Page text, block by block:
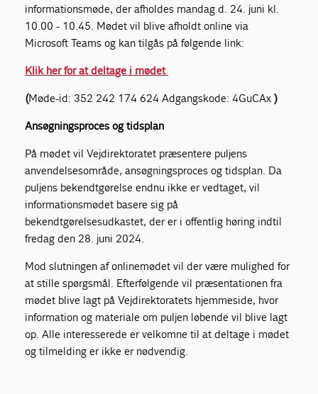
informationsmøde, der afholdes mandag d. 24. juni kl.
10.00 - 10.45. Mødet vil blive afholdt online via
Microsoft Teams og kan tilgås på følgende link:
Klik her for at deltage i mødet
(Møde-id: 352 242 174 624 Adgangskode: 4GuCAx )
Ansøgningsproces og tidsplan
På mødet vil Vejdirektoratet præsentere puljens
anvendelsesområde, ansøgningsproces og tidsplan. Da
puljens bekendtgørelse endnu ikke er vedtaget, vil
informationsmødet basere sig på
bekendtgørelsesudkastet, der er i offentlig høring indtil
fredag den 28. juni 2024.
Mod slutningen af onlinemødet vil der være mulighed for
at stille spørgsmål. Efterfølgende vil præsentationen fra
mødet blive lagt på Vejdirektoratets hjemmeside, hvor
information og materiale om puljen løbende vil blive lagt
op. Alle interesserede er velkomne til at deltage i mødet
og tilmelding er ikke er nødvendig.